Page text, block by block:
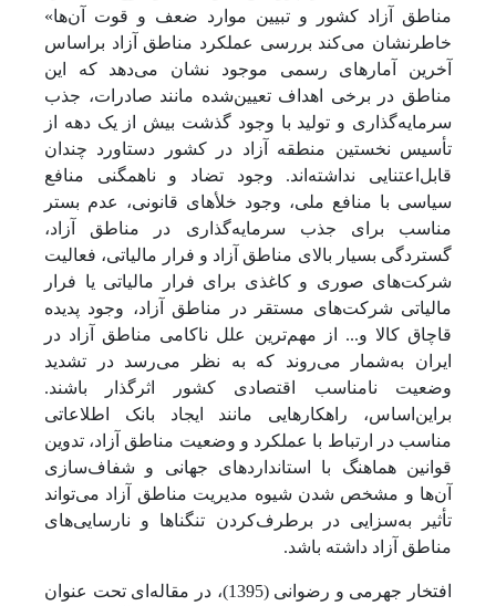
مناطق آزاد کشور و تبیین موارد ضعف و قوت آن‌ها»
خاطرنشان می‌کند بررسی عملکرد مناطق آزاد براساس
آخرین آمارهای رسمی موجود نشان می‌دهد که این
مناطق در برخی اهداف تعیین‌شده مانند صادرات، جذب
سرمایه‌گذاری و تولید با وجود گذشت بیش از یک دهه از
تأسیس نخستین منطقه آزاد در کشور دستاورد چندان
قابل‌اعتنایی نداشته‌اند. وجود تضاد و ناهمگنی منافع
سیاسی با منافع ملی، وجود خلأهای قانونی، عدم بستر
مناسب برای جذب سرمایه‌گذاری در مناطق آزاد،
گستردگی بسیار بالای مناطق آزاد و فرار مالیاتی، فعالیت
شرکت‌های صوری و کاغذی برای فرار مالیاتی یا فرار
مالیاتی شرکت‌های مستقر در مناطق آزاد، وجود پدیده
قاچاق کالا و... از مهم‌ترین علل ناکامی مناطق آزاد در
ایران به‌شمار می‌روند که به نظر می‌رسد در تشدید
وضعیت نامناسب اقتصادی کشور اثرگذار باشند.
براین‌اساس، راهکارهایی مانند ایجاد بانک اطلاعاتی
مناسب در ارتباط با عملکرد و وضعیت مناطق آزاد، تدوین
قوانین هماهنگ با استانداردهای جهانی و شفاف‌سازی
آن‌ها و مشخص شدن شیوه مدیریت مناطق آزاد می‌تواند
تأثیر به‌سزایی در برطرف‌کردن تنگناها و نارسایی‌های
مناطق آزاد داشته باشد.
افتخار جهرمی و رضوانی (1395)، در مقاله‌ای تحت عنوان